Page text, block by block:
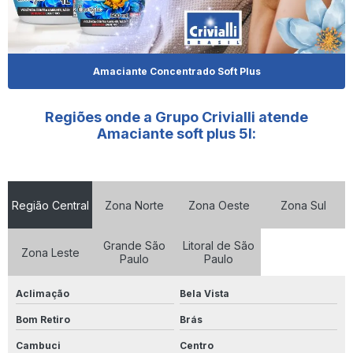
Fornecedor De Produtos De Limpeza
Fornecedor De Shampoo Para Pet
Fornecedor De Shampoo Para Pet O Paraná
Limpa Aluminio 500ml
Limpa Alumínio 5l
Limpa Aluminio Atacado
Amaciante Concentrado Soft Plus
Regiões onde a Grupo Crivialli atende
Amaciante soft plus 5l:
Região Central Zona Norte Zona Oeste Zona Sul
Zona Leste
Grande São
Paulo
Litoral de São
Paulo
Aclimação Bela Vista
Bom Retiro Brás
Cambuci Centro